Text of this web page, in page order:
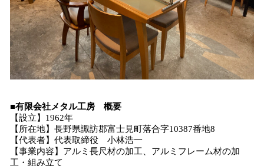
■有限会社メタル工房 概要
【設立】1962年
【所在地】長野県諏訪郡富士見町落合字10387番地8
【代表者】代表取締役 小林浩一
【事業内容】アルミ長尺材の加工、アルミフレーム材の加
工・組み立て